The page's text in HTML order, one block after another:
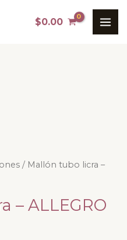
$0.00
/ Mallón tubo licra –
– ALLEGRO